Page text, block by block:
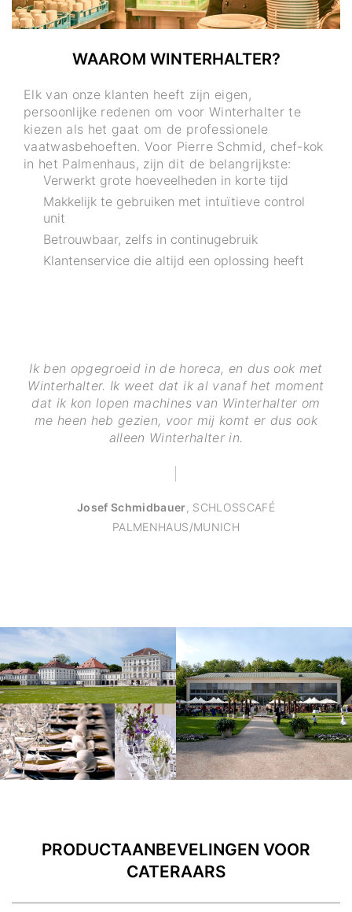
WAAROM WINTERHALTER?
Elk van onze klanten heeft zijn eigen,
persoonlijke redenen om voor Winterhalter te
kiezen als het gaat om de professionele
vaatwasbehoeften. Voor Pierre Schmid, chef-kok
in het Palmenhaus, zijn dit de belangrijkste:
Verwerkt grote hoeveelheden in korte tijd
Makkelijk te gebruiken met intuïtieve control
unit
Betrouwbaar, zelfs in continugebruik
Klantenservice die altijd een oplossing heeft
Ik ben opgegroeid in de horeca, en dus ook met
Winterhalter. Ik weet dat ik al vanaf het moment
dat ik kon lopen machines van Winterhalter om
me heen heb gezien, voor mij komt er dus ook
alleen Winterhalter in.
Josef Schmidbauer, SCHLOSSCAFÉ
PALMENHAUS/MUNICH
PRODUCTAANBEVELINGEN VOOR
CATERAARS